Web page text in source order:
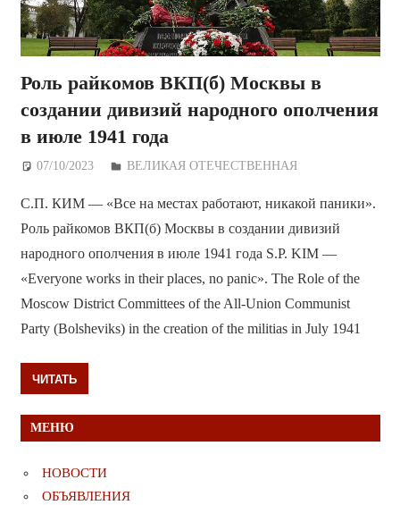
Роль райкомов ВКП(б) Москвы в
создании дивизий народного ополчения
в июле 1941 года
07/10/2023 Дежурный по Редакции
ВЕЛИКАЯ ОТЕЧЕСТВЕННАЯ
С.П. КИМ — «Все на местах работают, никакой паники».
Роль райкомов ВКП(б) Москвы в создании дивизий
народного ополчения в июле 1941 года S.P. KIM —
«Everyone works in their places, no panic». The Role of the
Moscow District Committees of the All-Union Communist
Party (Bolsheviks) in the creation of the militias in July 1941
ЧИТАТЬ
МЕНЮ
НОВОСТИ
ОБЪЯВЛЕНИЯ